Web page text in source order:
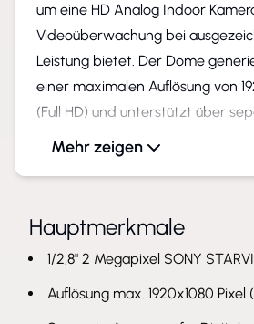
um eine HD Analog Indoor
Videoüberwachung bei
Leistung bietet. Der Dome
einer maximalen Auflösung von
(Full HD) und unterstützt über
die anlogen Videosignale HD-TVI,
Composite sowie die digitalen
vereinfacht den
der 3-Achsen-Aufhängering der
Kamera.
Automatische Bildoptimierung
Mehr zeigen
Hauptmerkmale
1/2,8" 2 Megapixel SONY
Auflösung max. 1920x1080 Pixel